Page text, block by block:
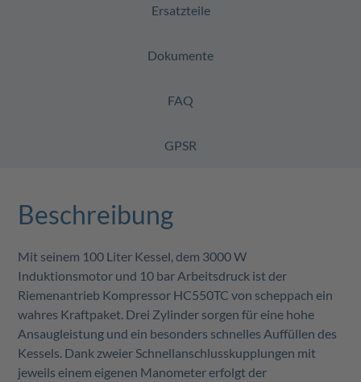
Ersatzteile
Dokumente
FAQ
GPSR
Beschreibung
Mit seinem 100 Liter Kessel, dem 3000 W
Induktionsmotor und 10 bar Arbeitsdruck ist der
Riemenantrieb Kompressor HC550TC von scheppach ein
wahres Kraftpaket. Drei Zylinder sorgen für eine hohe
Ansaugleistung und ein besonders schnelles Auffüllen des
Kessels. Dank zweier Schnellanschlusskupplungen mit
jeweils einem eigenen Manometer erfolgt der